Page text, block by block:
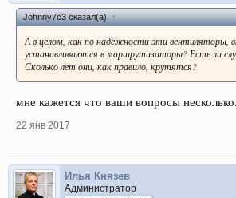
Johnny7c3 сказал(а):↑
А в целом, как по надёжности эти вентиляторы,
устанавливаются в маршрутизаторы? Есть ли
Сколько лет они, как правило, крутятся?
мне кажется что ваши вопросы
22 янв 2017
Илья Князев
Администратор